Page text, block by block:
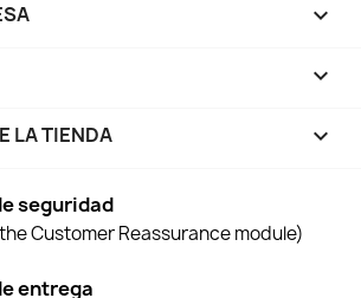


LA TIENDA keyboard_arrow_down
seguridad
Customer Reassurance module)
entrega